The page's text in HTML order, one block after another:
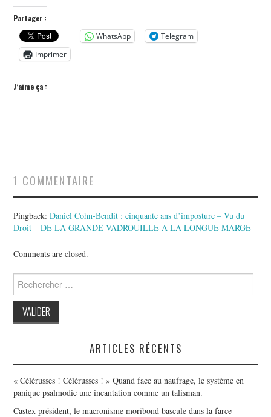
Partager :
WhatsApp
Telegram
Imprimer
J’aime ça :
1 COMMENTAIRE
Pingback:Daniel Cohn-Bendit : cinquante ans d’imposture – Vu du
Droit – DE LA GRANDE VADROUILLE A LA LONGUE MARGE
Comments are closed.
for:
ARTICLES RÉCENTS
« Célérusses ! Célérusses ! » Quand face au naufrage, le système en
panique psalmodie une incantation comme un talisman.
Castex président, le macronisme moribond bascule dans la farce